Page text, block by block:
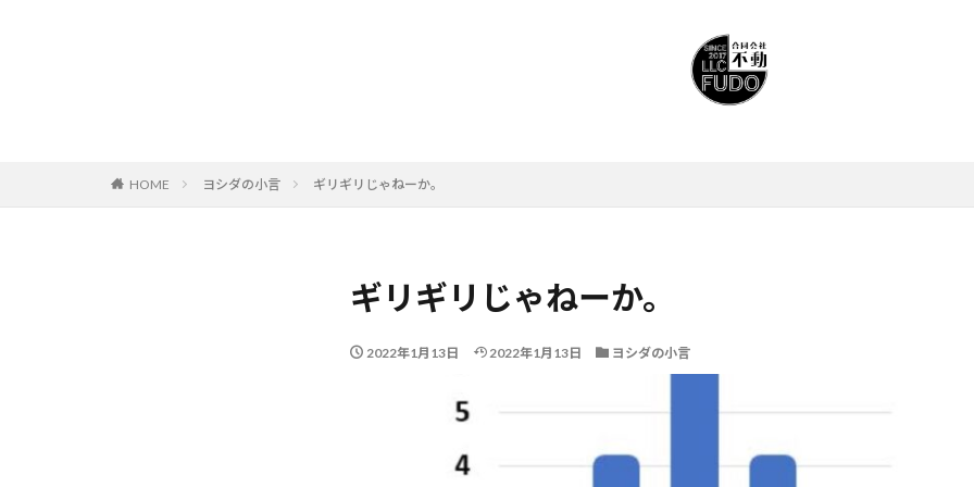
HOME ヨシダの小言 ギリギリじゃねーか。
ギリギリじゃねーか。
2022年1月13日 2022年1月13日 ヨシダの小言